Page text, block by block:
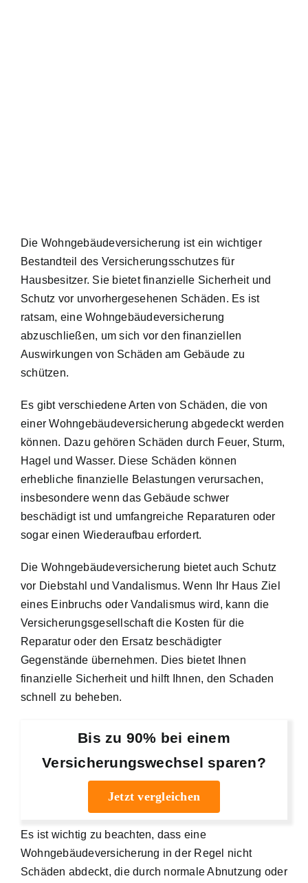
Die Wohngebäudeversicherung ist ein wichtiger
Bestandteil des Versicherungsschutzes für
Hausbesitzer. Sie bietet finanzielle Sicherheit und
Schutz vor unvorhergesehenen Schäden. Es ist
ratsam, eine Wohngebäudeversicherung
abzuschließen, um sich vor den finanziellen
Auswirkungen von Schäden am Gebäude zu
schützen.
Es gibt verschiedene Arten von Schäden, die von
einer Wohngebäudeversicherung abgedeckt werden
können. Dazu gehören Schäden durch Feuer, Sturm,
Hagel und Wasser. Diese Schäden können
erhebliche finanzielle Belastungen verursachen,
insbesondere wenn das Gebäude schwer
beschädigt ist und umfangreiche Reparaturen oder
sogar einen Wiederaufbau erfordert.
Die Wohngebäudeversicherung bietet auch Schutz
vor Diebstahl und Vandalismus. Wenn Ihr Haus Ziel
eines Einbruchs oder Vandalismus wird, kann die
Versicherungsgesellschaft die Kosten für die
Reparatur oder den Ersatz beschädigter
Gegenstände übernehmen. Dies bietet Ihnen
finanzielle Sicherheit und hilft Ihnen, den Schaden
schnell zu beheben.
Bis zu 90% bei einem
Versicherungswechsel sparen?
Jetzt vergleichen
Es ist wichtig zu beachten, dass eine
Wohngebäudeversicherung in der Regel nicht
Schäden abdeckt, die durch normale Abnutzung oder